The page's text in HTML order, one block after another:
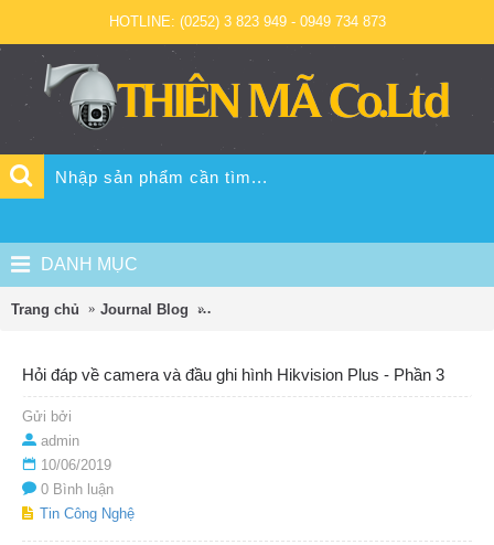
HOTLINE: (0252) 3 823 949 - 0949 734 873
DANH MỤC
Trang chủ Journal Blog Hỏi đáp về camera và đầu ghi hình
Hỏi đáp về camera và đầu ghi hình Hikvision Plus - Phần 3
Gửi bởi
admin
10/06/2019
0 Bình luận
Tin Công Nghệ